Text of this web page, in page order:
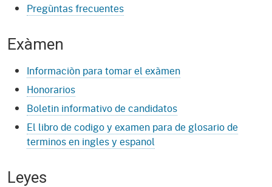
Pregùntas frecuentes
Exàmen
Informaciòn para tomar el exàmen
Honorarios
Boletin informativo de candidatos
El libro de codigo y examen para de glosario de
terminos en ingles y espanol
Leyes